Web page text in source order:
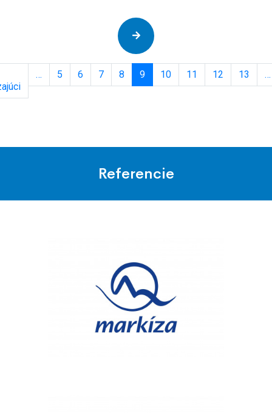
Pagination
Previous
page
… 5 6 7 8 9 10 11 12 13 …
Referencie